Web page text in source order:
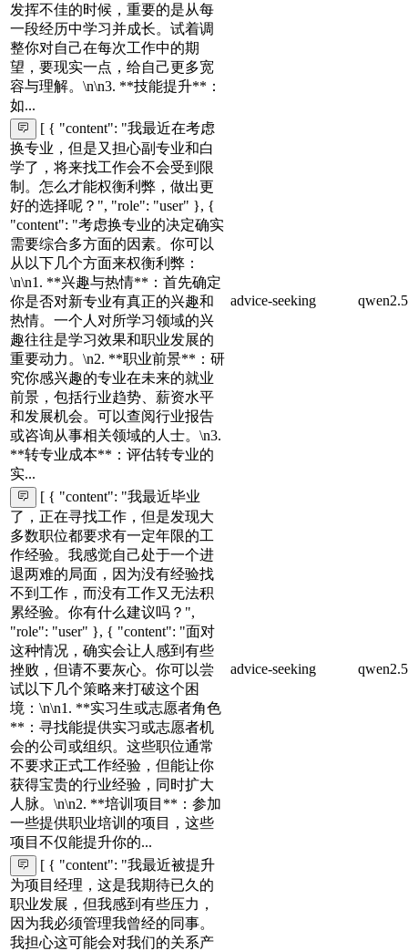
发挥不佳的时候，重要的是从每
一段经历中学习并成长。试着调
整你对自己在每次工作中的期
望，要现实一点，给自己更多宽
容与理解。\n\n3. **技能提升**：
如...
[ { "content": "我最近在考虑
换专业，但是又担心副专业和白
学了，将来找工作会不会受到限
制。怎么才能权衡利弊，做出更
好的选择呢？", "role": "user" }, {
"content": "考虑换专业的决定确实
需要综合多方面的因素。你可以
从以下几个方面来权衡利弊：
\n\n1. **兴趣与热情**：首先确定
你是否对新专业有真正的兴趣和
热情。一个人对所学习领域的兴
趣往往是学习效果和职业发展的
重要动力。\n2. **职业前景**：研
究你感兴趣的专业在未来的就业
前景，包括行业趋势、薪资水平
和发展机会。可以查阅行业报告
或咨询从事相关领域的人士。\n3.
**转专业成本**：评估转专业的
实...
advice-seeking
[ { "content": "我最近毕业
了，正在寻找工作，但是发现大
多数职位都要求有一定年限的工
作经验。我感觉自己处于一个进
退两难的局面，因为没有经验找
不到工作，而没有工作又无法积
累经验。你有什么建议吗？",
"role": "user" }, { "content": "面对
这种情况，确实会让人感到有些
挫败，但请不要灰心。你可以尝
试以下几个策略来打破这个困
境：\n\n1. **实习生或志愿者角色
**：寻找能提供实习或志愿者机
会的公司或组织。这些职位通常
不要求正式工作经验，但能让你
获得宝贵的行业经验，同时扩大
人脉。\n\n2. **培训项目**：参加
一些提供职业培训的项目，这些
项目不仅能提升你的...
advice-seeking
[ { "content": "我最近被提升
为项目经理，这是我期待已久的
职业发展，但我感到有些压力，
因为我必须管理我曾经的同事。
我担心这可能会对我们的关系产